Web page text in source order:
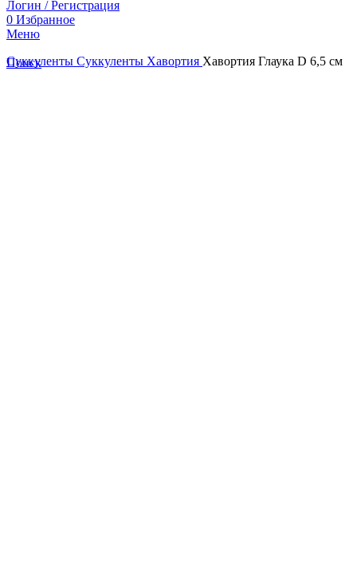
Логин / Регистрация
0 Избранное
Меню
Поиск
Суккуленты Суккуленты Хавортия Хавортия Глаука D 6,5 см